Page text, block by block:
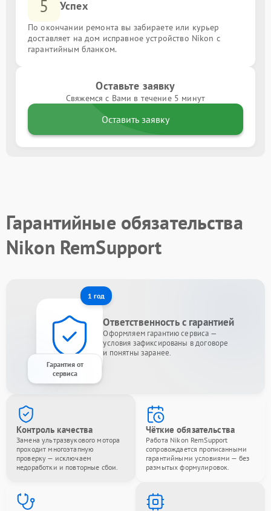
5 Успех
По окончании ремонта вы забираете или курьер
доставляет на дом исправное устройство Nikon с
гарантийным бланком.
Оставьте заявку
Свяжемся с Вами в течение 5 минут
Оставить заявку
Гарантийные обязательства
Nikon RemSupport
1 год
Гарантия от
сервиса
Ответственность с гарантией
Оформляем гарантию сервиса —
условия зафиксированы в договоре
и понятны заранее.
Контроль качества
Замена ультразвукового мотора
проходит многоэтапную
проверку — исключаем
недоработки и повторные сбои.
Чёткие обязательства
Работа Nikon RemSupport
сопровождается прописанными
гарантийными условиями — без
размытых формулировок.